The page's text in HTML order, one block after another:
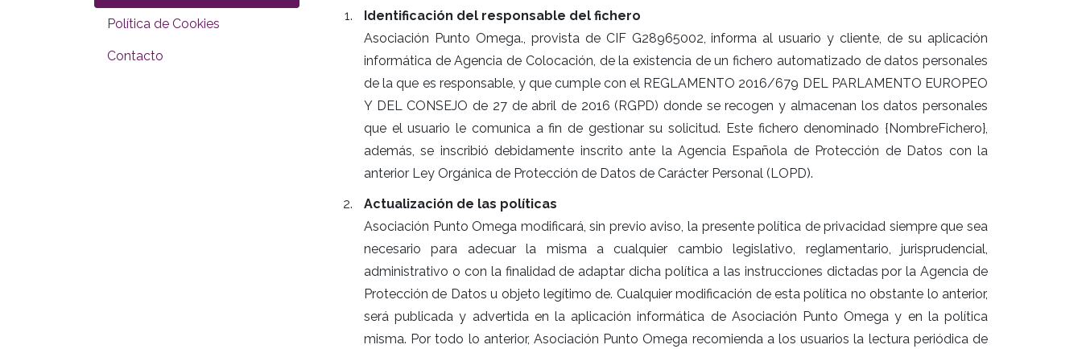
Política de Cookies
Contacto
Identificación del responsable del fichero
Asociación Punto Omega., provista de CIF G28965002, informa al usuario y cliente, de su aplicación
informática de Agencia de Colocación, de la existencia de un fichero automatizado de datos personales
de la que es responsable, y que cumple con el REGLAMENTO 2016/679 DEL PARLAMENTO EUROPEO
Y DEL CONSEJO de 27 de abril de 2016 (RGPD) donde se recogen y almacenan los datos personales
que el usuario le comunica a fin de gestionar su solicitud. Este fichero denominado {NombreFichero},
además, se inscribió debidamente inscrito ante la Agencia Española de Protección de Datos con la
anterior Ley Orgánica de Protección de Datos de Carácter Personal (LOPD).
Actualización de las políticas
Asociación Punto Omega modificará, sin previo aviso, la presente política de privacidad siempre que sea
necesario para adecuar la misma a cualquier cambio legislativo, reglamentario, jurisprudencial,
administrativo o con la finalidad de adaptar dicha política a las instrucciones dictadas por la Agencia de
Protección de Datos u objeto legítimo de. Cualquier modificación de esta política no obstante lo anterior,
será publicada y advertida en la aplicación informática de Asociación Punto Omega y en la política
misma. Por todo lo anterior, Asociación Punto Omega recomienda a los usuarios la lectura periódica de